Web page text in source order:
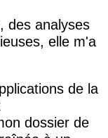
des analyses
elle m'a
de la
dossier de